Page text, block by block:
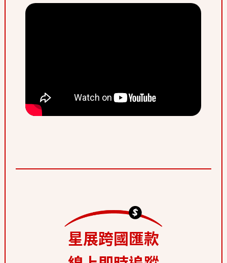
星展跨國匯款